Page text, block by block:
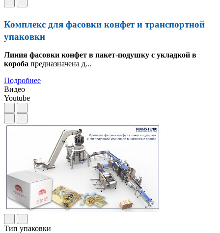
Комплекс для фасовки конфет и транспортной
упаковки
Линия фасовки конфет в пакет-подушку с укладкой в
короба предназначена д...
Подробнее
Видео
Youtube
Тип упаковки